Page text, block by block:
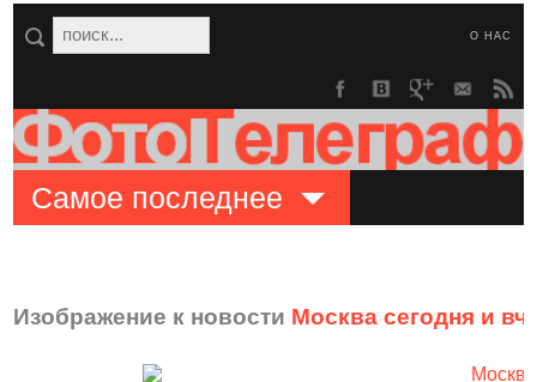
О НАС
Самое последнее
Изображение к новости Москва сегодня и